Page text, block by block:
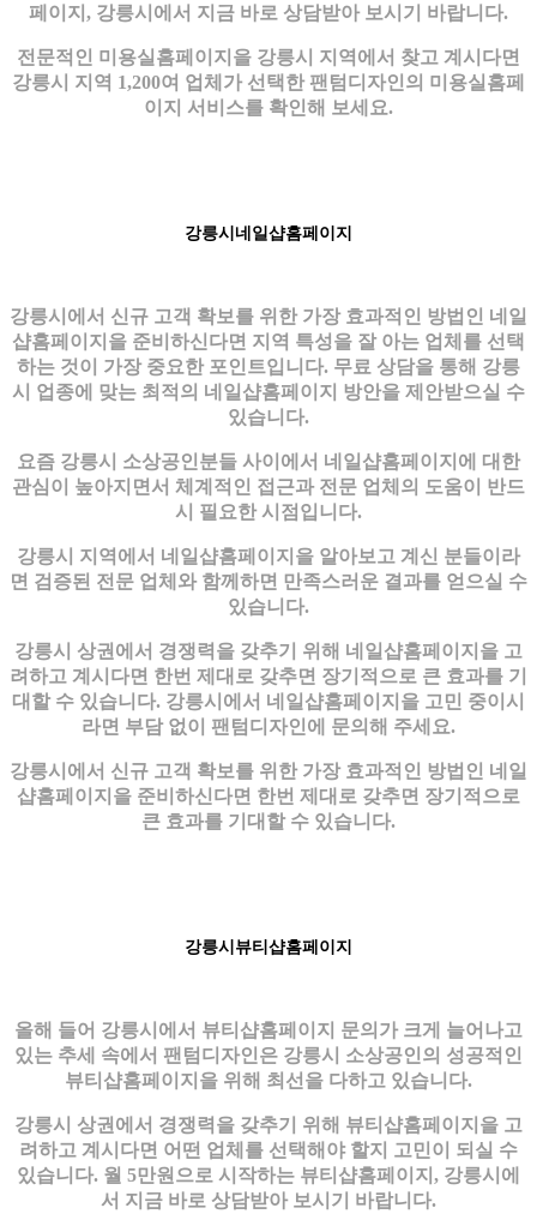
페이지, 강릉시에서 지금 바로 상담받아 보시기 바랍니다.
전문적인 미용실홈페이지을 강릉시 지역에서 찾고 계시다면
강릉시 지역 1,200여 업체가 선택한 팬텀디자인의 미용실홈페
이지 서비스를 확인해 보세요.
강릉시네일샵홈페이지
강릉시에서 신규 고객 확보를 위한 가장 효과적인 방법인 네일
샵홈페이지을 준비하신다면 지역 특성을 잘 아는 업체를 선택
하는 것이 가장 중요한 포인트입니다. 무료 상담을 통해 강릉
시 업종에 맞는 최적의 네일샵홈페이지 방안을 제안받으실 수
있습니다.
요즘 강릉시 소상공인분들 사이에서 네일샵홈페이지에 대한
관심이 높아지면서 체계적인 접근과 전문 업체의 도움이 반드
시 필요한 시점입니다.
강릉시 지역에서 네일샵홈페이지을 알아보고 계신 분들이라
면 검증된 전문 업체와 함께하면 만족스러운 결과를 얻으실 수
있습니다.
강릉시 상권에서 경쟁력을 갖추기 위해 네일샵홈페이지을 고
려하고 계시다면 한번 제대로 갖추면 장기적으로 큰 효과를 기
대할 수 있습니다. 강릉시에서 네일샵홈페이지을 고민 중이시
라면 부담 없이 팬텀디자인에 문의해 주세요.
강릉시에서 신규 고객 확보를 위한 가장 효과적인 방법인 네일
샵홈페이지을 준비하신다면 한번 제대로 갖추면 장기적으로
큰 효과를 기대할 수 있습니다.
강릉시뷰티샵홈페이지
올해 들어 강릉시에서 뷰티샵홈페이지 문의가 크게 늘어나고
있는 추세 속에서 팬텀디자인은 강릉시 소상공인의 성공적인
뷰티샵홈페이지을 위해 최선을 다하고 있습니다.
강릉시 상권에서 경쟁력을 갖추기 위해 뷰티샵홈페이지을 고
려하고 계시다면 어떤 업체를 선택해야 할지 고민이 되실 수
있습니다. 월 5만원으로 시작하는 뷰티샵홈페이지, 강릉시에
서 지금 바로 상담받아 보시기 바랍니다.